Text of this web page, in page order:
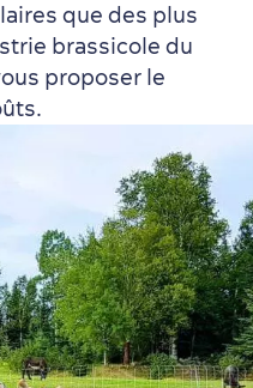
que des plus
brassicole du
proposer le